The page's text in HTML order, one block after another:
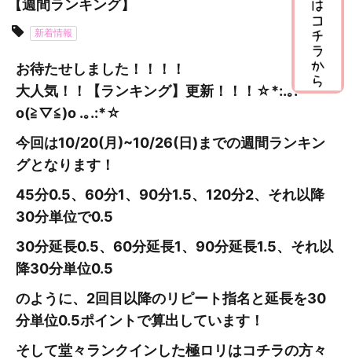
【週間ランキング】
新着情報
お待たせしました！！！！
大人気！！【ランキング】更新 ！！！☆*:.｡.
o(≧▽≦)o .｡.:*☆
今回は10/20(月)~10/26(日)までの週間ランキン
グとなります！
45分0.5、60分1、90分1.5、120分2、それ以降
30分単位で0.5
30分延長0.5、60分延長1、90分延長1.5、それ以
降30分単位0.5
のように、2回目以降のリピート指名と延長を30
分単位0.5ポイントで算出しています！
そして堂々ランクインした極ロリはコチラの方々